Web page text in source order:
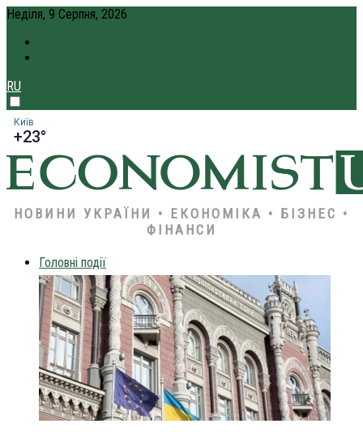
Неділя, 9 Серпня, 2026
RU
Київ
+23°
НОВИНИ УКРАЇНИ • ЕКОНОМІКА • БІЗНЕС •
ФІНАНСИ
Головні події